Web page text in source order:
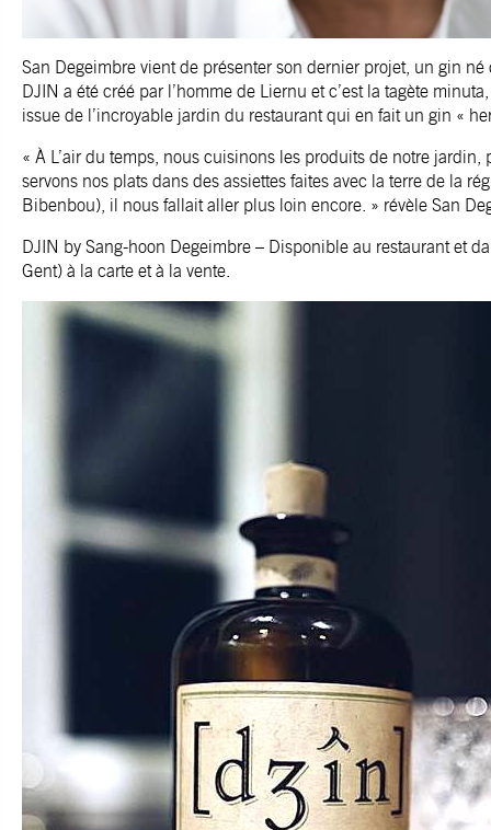
San Degeimbre vient de présenter son dernier projet, un gin
DJIN a été créé par l’homme de Liernu et c’est la tagète
issue de l’incroyable jardin du restaurant qui en fait un gin «
« À L’air du temps, nous cuisinons les produits de notre jardin,
servons nos plats dans des assiettes faites avec la terre de la
Bibenbou), il nous fallait aller plus loin encore. » révèle San
DJIN by Sang-hoon Degeimbre – Disponible au restaurant et
Gent) à la carte et à la vente.